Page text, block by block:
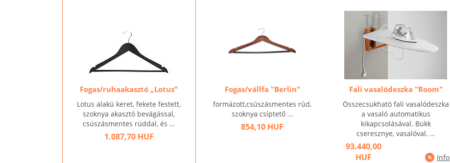
Fogas/ruhaakasztó „Lotus”
Lotus alakú keret, fekete festett,
szoknya akasztó bevágással,
csúszásmentes rúddal, és ...
1.087,70 HUF
Fogas/vállfa "Berlin"
formázott,csúszásmentes rúd,
szoknya csíptető ...
854,10 HUF
Fali vasalódeszka "Room"
Összecsukható fali vasalódeszka
a vasaló automatikus
kikapcsolásával. Bükk
cseresznye, vasalóval, ...
93.440,00
HUF
Info